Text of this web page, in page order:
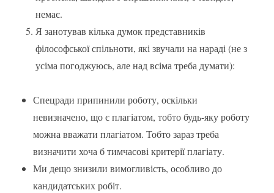
немає.
Я занотував кілька думок представників
філософської спільноти, які звучали на нараді (не з
усіма погоджуюсь, але над всіма треба думати):
Спецради припинили роботу, оскільки
невизначено, що є плагіатом, тобто будь-яку роботу
можна вважати плагіатом. Тобто зараз треба
визначити хоча б тимчасові критерії плагіату.
Ми дещо знизили вимогливість, особливо до
кандидатських робіт.